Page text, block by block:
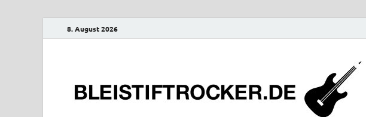
8. August 2026